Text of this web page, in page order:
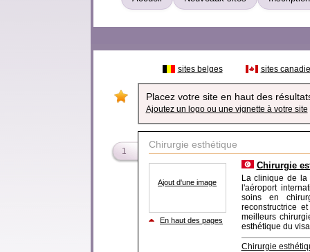
sites belges sites
Placez votre site en haut des
Ajoutez un logo ou une vignette à votre site
1
Chirurgie esthétique
Ajout d'une image
En haut des pages
Chirurgie
La clinique de la
l'aéroport
soins en
reconstructrice
meilleurs
esthétique du
Chirurgie